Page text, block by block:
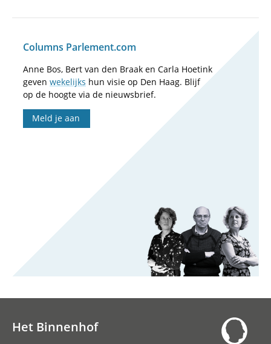
Columns Parlement.com
Anne Bos, Bert van den Braak en Carla Hoetink
geven wekelijks hun visie op Den Haag. Blijf
op de hoogte via de nieuwsbrief.
Meld je aan
Het Binnenhof